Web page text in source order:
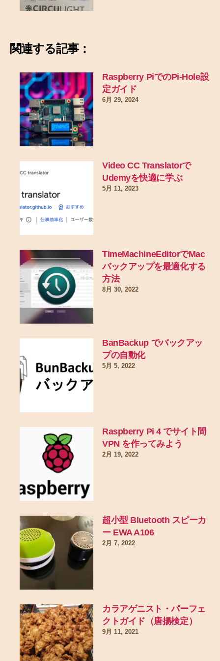
関連する記事：
Raspberry PiでのPi-Hole設
定ガイド
6月 29, 2024
Video CC Translatorで
Udemyを快適に学ぶ
5月 11, 2023
TimeMachineEditorでMac
バックアップを最適化する
方法
8月 30, 2022
BanBackup でバックアッ
プの自動化
5月 5, 2022
Raspberry Pi 4 でサイト間
VPN を作ってみよう
2月 19, 2022
超小型 Bluetooth スピーカ
ー EWA A106
2月 7, 2022
カラアゲニスト・パーフェ
クトガイド（唐揚検定）
9月 11, 2021